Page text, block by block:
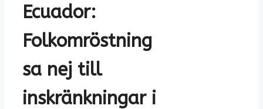
Ecuador:
Folkomröstning
sa nej till
inskränkningar i